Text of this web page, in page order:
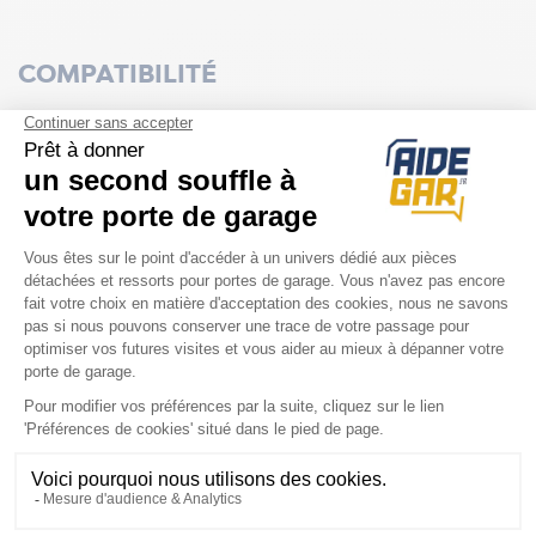
COMPATIBILITÉ
Noviso
Basculante Siebau